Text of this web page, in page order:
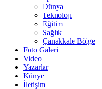
Dünya
Teknoloji
Eğitim
Sağlık
Çanakkale Bölge
Foto Galeri
Video
Yazarlar
Künye
İletişim